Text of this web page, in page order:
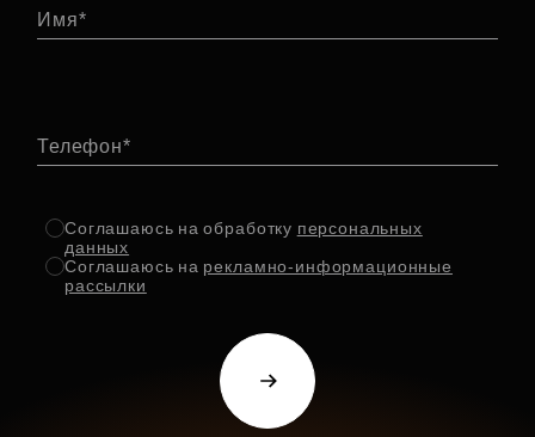
Имя
Телефон
Соглашаюсь на обработку персональных
данных
Соглашаюсь на рекламно-информационные
рассылки